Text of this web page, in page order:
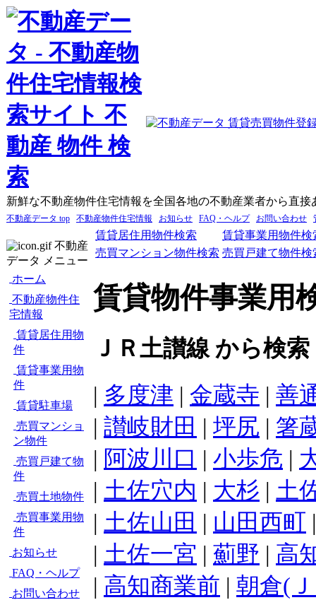
新鮮な不動産物件住宅情報を全国各地の不動産業者から直接
不動産データ top 不動産物件住宅情報 お知らせ FAQ・ヘルプ お問い合わせ
不動産
データ メニュー
ホーム
不動産物件住
宅情報
賃貸居住用物
件
賃貸事業用物
件
賃貸駐車場
売買マンショ
ン物件
売買戸建て物
件
売買土地物件
売買事業用物
件
お知らせ
FAQ・ヘルプ
お問い合わせ
賃貸居住用物件検索
賃貸事業用物件検
売買マンション物件検索 売買戸建て物件検
賃貸物件事業用
ＪＲ土讃線 から検索
| 多度津 | 金蔵寺 | 善
| 讃岐財田 | 坪尻 | 箸
| 阿波川口 | 小歩危 |
| 土佐穴内 | 大杉 | 土
| 土佐山田 | 山田西町
| 土佐一宮 | 薊野 | 高
| 高知商業前 | 朝倉(